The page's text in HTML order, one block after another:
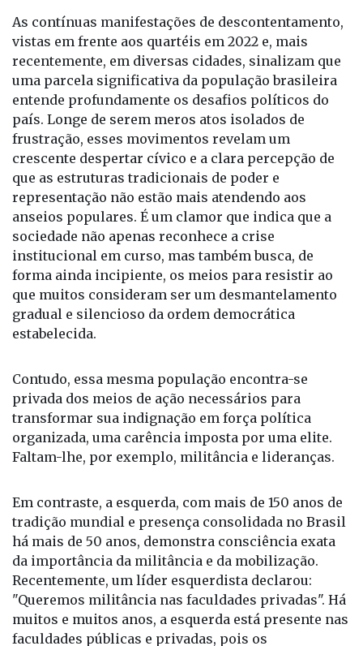
uma parcela significativa da população brasileira
entende profundamente os desafios políticos do
país. Longe de serem meros atos isolados de
frustração, esses movimentos revelam um
crescente despertar cívico e a clara percepção de
que as estruturas tradicionais de poder e
representação não estão mais atendendo aos
anseios populares. É um clamor que indica que a
sociedade não apenas reconhece a crise
institucional em curso, mas também busca, de
forma ainda incipiente, os meios para resistir ao
que muitos consideram ser um desmantelamento
gradual e silencioso da ordem democrática
estabelecida.
Contudo, essa mesma população encontra-se
organizada, uma carência imposta por uma elite.
Faltam-lhe, por exemplo, militância e lideranças.
Em contraste, a esquerda, com mais de 150 anos de
da importância da militância e da mobilização.
Recentemente, um líder esquerdista declarou:
"Queremos militância nas faculdades privadas". Há
muitos e muitos anos, a esquerda está presente nas
faculdades públicas e privadas, pois os
universitários são os futuros economistas,
arquitetos, advogados, juízes e políticos – a "classe